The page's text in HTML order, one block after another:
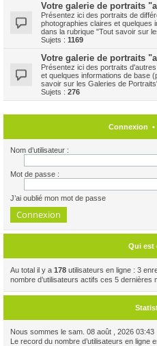
Votre galerie de portraits
Présentez ici des portraits de
photographies claires et quelques
dans la rubrique "Tout savoir sur
Sujets : 1169
Votre galerie de portraits
Présentez ici des portraits
et quelques informations de base
savoir sur les Galeries de
Sujets : 276
Connexion •
Nom d’utilisateur :
Mot de passe :
J’ai oublié mon mot de passe
Qui est
Au total il y a 178 utilisateurs en ligne : 3
nombre d’utilisateurs actifs ces 5 dernières
Nous sommes le sam. 08 août , 2026 03:43
Le record du nombre d’utilisateurs en ligne